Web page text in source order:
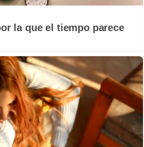
la que el tiempo parece